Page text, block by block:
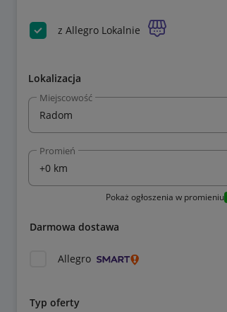
z Allegro Lokalnie
Lokalizacja
Miejscowość
Promień
Pokaż ogłoszenia w promieniu
Darmowa dostawa
Allegro
Typ oferty